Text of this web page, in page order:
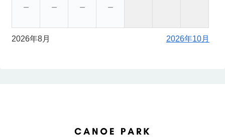
－ － － －
2026年8月 2026年10月